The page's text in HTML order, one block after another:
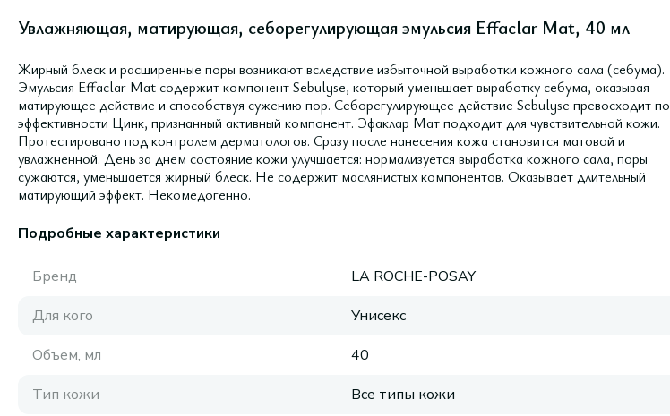
Увлажняющая, матирующая, себорегулирующая эмульсия Effaclar Mat, 40 мл
Жирный блеск и расширенные поры возникают вследствие избыточной выработки кожного сала (себума).
Эмульсия Effaclar Mat содержит компонент Sebulyse, который уменьшает выработку себума, оказывая
матирующее действие и способствуя сужению пор. Себорегулирующее действие Sebulyse превосходит по
эффективности Цинк, признанный активный компонент. Эфаклар Мат подходит для чувствительной кожи.
Протестировано под контролем дерматологов. Сразу после нанесения кожа становится матовой и
увлажненной. День за днем состояние кожи улучшается: нормализуется выработка кожного сала, поры
сужаются, уменьшается жирный блеск. Не содержит маслянистых компонентов. Оказывает длительный
матирующий эффект. Некомедогенно.
Подробные характеристики
Бренд
LA ROCHE-POSAY
Для кого
Унисекс
Объем, мл
40
Тип кожи
Все типы кожи